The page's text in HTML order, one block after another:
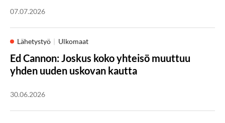
07.07.2026
Lähetystyö Ulkomaat
Ed Cannon: Joskus koko yhteisö muuttuu
yhden uuden uskovan kautta
30.06.2026